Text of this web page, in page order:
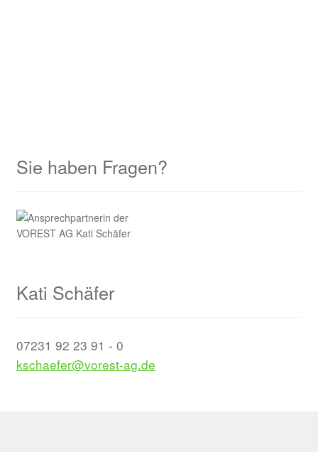
Sie haben Fragen?
Kati Schäfer
07231 92 23 91 - 0
kschaefer@vorest-ag.de